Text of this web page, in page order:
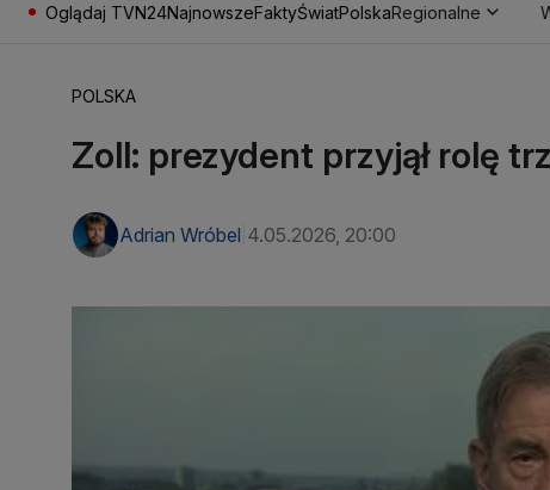
Oglądaj TVN24NajnowszeFaktyŚwiatPolskaRegionalne
POLSKA
Zoll: prezydent przyjął rolę
Adrian Wróbel 4.05.2026, 20:00